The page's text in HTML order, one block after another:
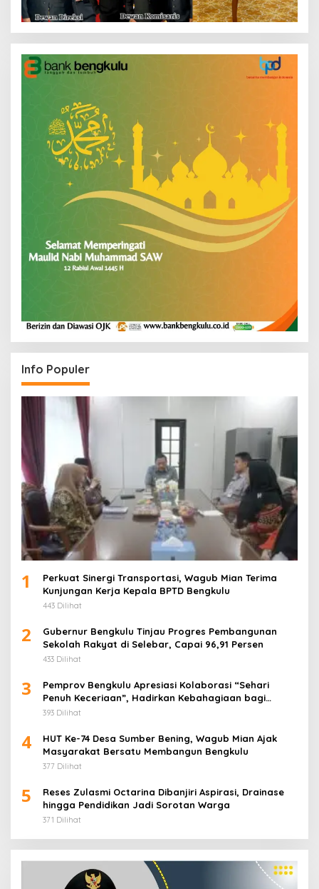
Info Populer
1
Perkuat Sinergi Transportasi, Wagub Mian Terima
Kunjungan Kerja Kepala BPTD Bengkulu
443 Dilihat
2
Gubernur Bengkulu Tinjau Progres Pembangunan
Sekolah Rakyat di Selebar, Capai 96,91 Persen
433 Dilihat
3
Pemprov Bengkulu Apresiasi Kolaborasi “Sehari
Penuh Keceriaan”, Hadirkan Kebahagiaan bagi
Puluhan Anak Panti Asuhan
393 Dilihat
4
HUT Ke-74 Desa Sumber Bening, Wagub Mian Ajak
Masyarakat Bersatu Membangun Bengkulu
377 Dilihat
5
Reses Zulasmi Octarina Dibanjiri Aspirasi, Drainase
hingga Pendidikan Jadi Sorotan Warga
371 Dilihat